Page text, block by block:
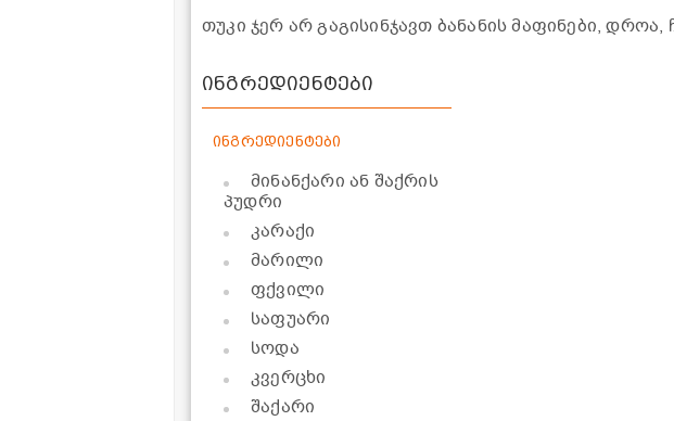
თუკი ჯერ არ გაგისინჯავთ ბანანის მაფინები, დროა,
ინგრედიენტები
ინგრედიენტები
მინანქარი ან შაქრის
პუდრი
კარაქი
მარილი
ფქვილი
საფუარი
სოდა
კვერცხი
შაქარი